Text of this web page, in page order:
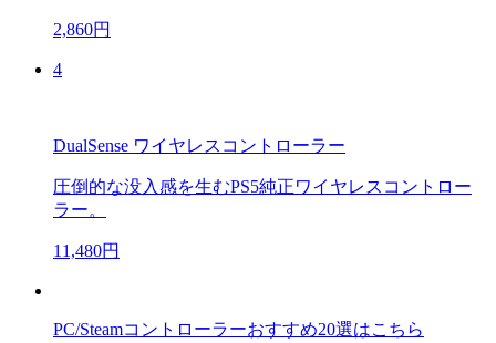
2,860円
4
DualSense ワイヤレスコントローラー
圧倒的な没入感を生むPS5純正ワイヤレスコントロー
ラー。
11,480円
PC/Steamコントローラーおすすめ20選はこちら